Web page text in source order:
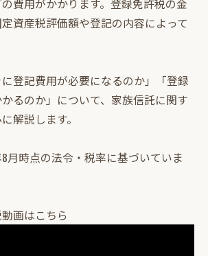
費用がかかります。登録免許税の金
資産税評価額や登記の内容によって
に登記費用が必要になるのか」「登録
るのか」について、家族信託に関す
解説します。
月時点の法令・税率に基づいていま
画はこちら